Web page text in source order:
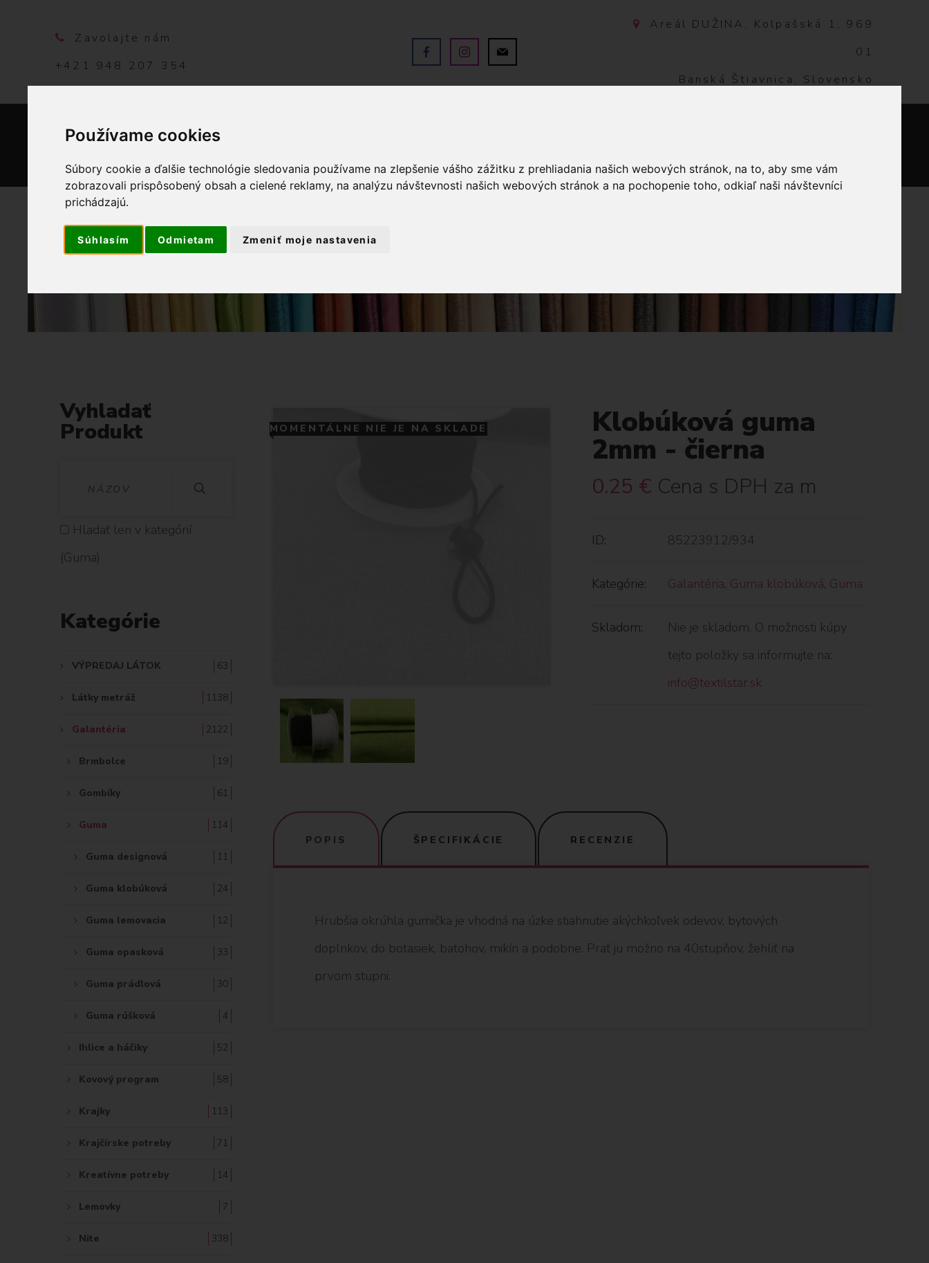
Používame cookies
Súbory cookie a ďalšie technológie sledovania používame na zlepšenie vášho zážitku z prehliadania našich webových stránok, na to, aby sme vám
zobrazovali prispôsobený obsah a cielené reklamy, na analýzu návštevnosti našich webových stránok a na pochopenie toho, odkiaľ naši návštevníci
prichádzajú.
Súhlasím Odmietam Zmeniť moje nastavenia
Zavolajte nám
+421 948 207 354
Areál DUŽINA, Kolpašská 1, 969
01
Banská Štiavnica, Slovensko
MOMENTÁLNE NIE JE NA SKLADE Klobúková guma
2mm - čierna
0.25 € Cena s DPH za m
ID: 85223912/934
Kategórie: Galantéria, Guma klobúková, Guma
Skladom:
Nie je skladom. O možnosti kúpy
tejto položky sa informujte na:
info@textilstar.sk
POPIS ŠPECIFIKÁCIE RECENZIE
Hrubšia okrúhla gumička je vhodná na úzke stiahnutie akýchkoľvek odevov, bytových
doplnkov, do botasiek, batohov, mikín a podobne. Prať ju možno na 40stupňov, žehliť na
prvom stupni.
Vyhladať
Produkt
H
L
D
Ť
:
Hladať len v kategórií
(Guma)
Kategórie
VÝPREDAJ LÁTOK 63
Látky metráž 1138
Galantéria 2122
Brmbolce 19
Gombíky 61
Guma 114
Guma designová 11
Guma klobúková 24
Guma lemovacia 12
Guma opasková 33
Guma prádlová 30
Guma rúšková 4
Ihlice a háčiky 52
Kovový program 58
Krajky 113
Krajčírske potreby 71
Kreatívne potreby 14
Lemovky 7
Nite 338